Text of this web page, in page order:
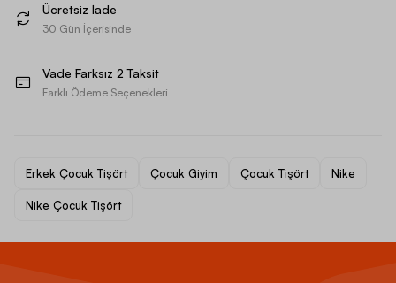
Ücretsiz İade
30 Gün İçerisinde
Vade Farksız 2 Taksit
Farklı Ödeme Seçenekleri
Erkek Çocuk Tişört Çocuk Giyim Çocuk Tişört Nike
Nike Çocuk Tişört